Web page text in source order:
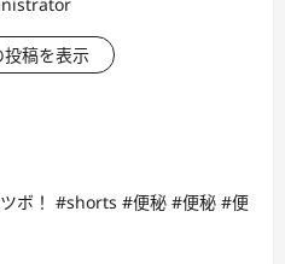
投稿を表示
ボ！ #shorts #便秘 #便秘 #便